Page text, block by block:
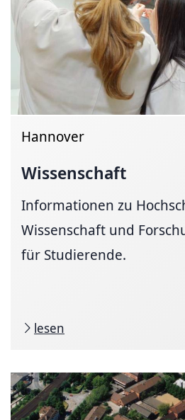
Hannover
Wissenschaft
Informationen zu
Wissenschaft und
für Studierende.
lesen